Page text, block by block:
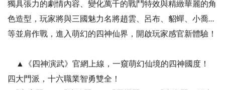
獨具張力的劇情內容、變化萬千的戰鬥特效與精緻華麗的角
色造型，玩家將與三國魅力名將趙雲、呂布、貂蟬、小喬…
等並肩作戰，進入萌幻的四神仙界，開啟玩家感官新體驗！
▲《四神演武》官網上線，一窺萌幻仙境的四神國度！
四大門派，十六職業智勇雙全！